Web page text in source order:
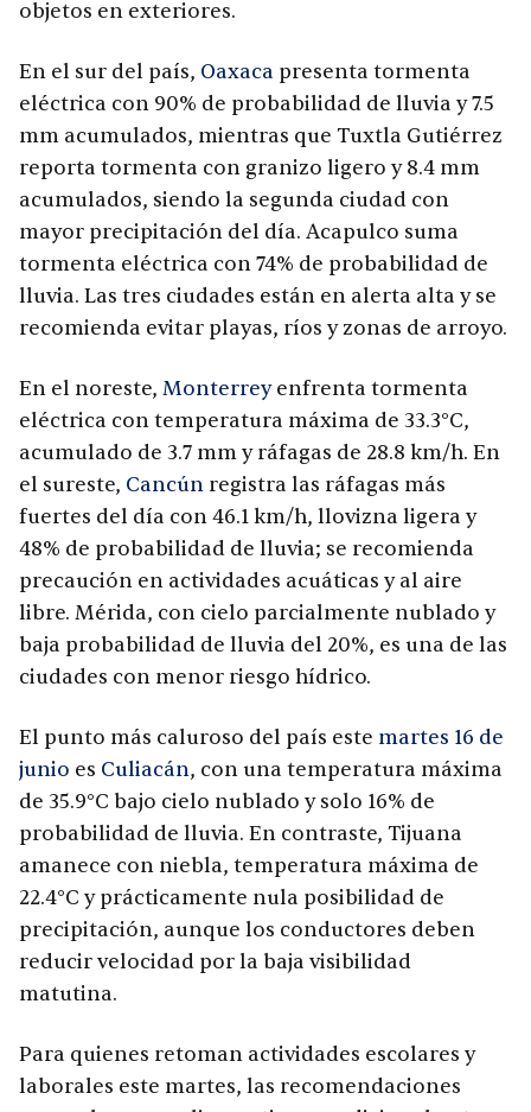
objetos en exteriores.
En el sur del país, Oaxaca presenta tormenta
eléctrica con 90% de probabilidad de lluvia y 7.5
mm acumulados, mientras que Tuxtla Gutiérrez
reporta tormenta con granizo ligero y 8.4 mm
acumulados, siendo la segunda ciudad con
mayor precipitación del día. Acapulco suma
tormenta eléctrica con 74% de probabilidad de
lluvia. Las tres ciudades están en alerta alta y se
recomienda evitar playas, ríos y zonas de arroyo.
En el noreste, Monterreyenfrenta tormenta
eléctrica con temperatura máxima de 33.3°C,
acumulado de 3.7 mm y ráfagas de 28.8 km/h. En
el sureste, Cancún registra las ráfagas más
fuertes del día con 46.1 km/h, llovizna ligera y
48% de probabilidad de lluvia; se recomienda
precaución en actividades acuáticas y al aire
libre. Mérida, con cielo parcialmente nublado y
baja probabilidad de lluvia del 20%, es una de las
ciudades con menor riesgo hídrico.
El punto más caluroso del país este martes 16 de
junio es Culiacán, con una temperatura máxima
de 35.9°C bajo cielo nublado y solo 16% de
probabilidad de lluvia. En contraste, Tijuana
amanece con niebla, temperatura máxima de
22.4°C y prácticamente nula posibilidad de
precipitación, aunque los conductores deben
reducir velocidad por la baja visibilidad
matutina.
Para quienes retoman actividades escolares y
laborales este martes, las recomendaciones